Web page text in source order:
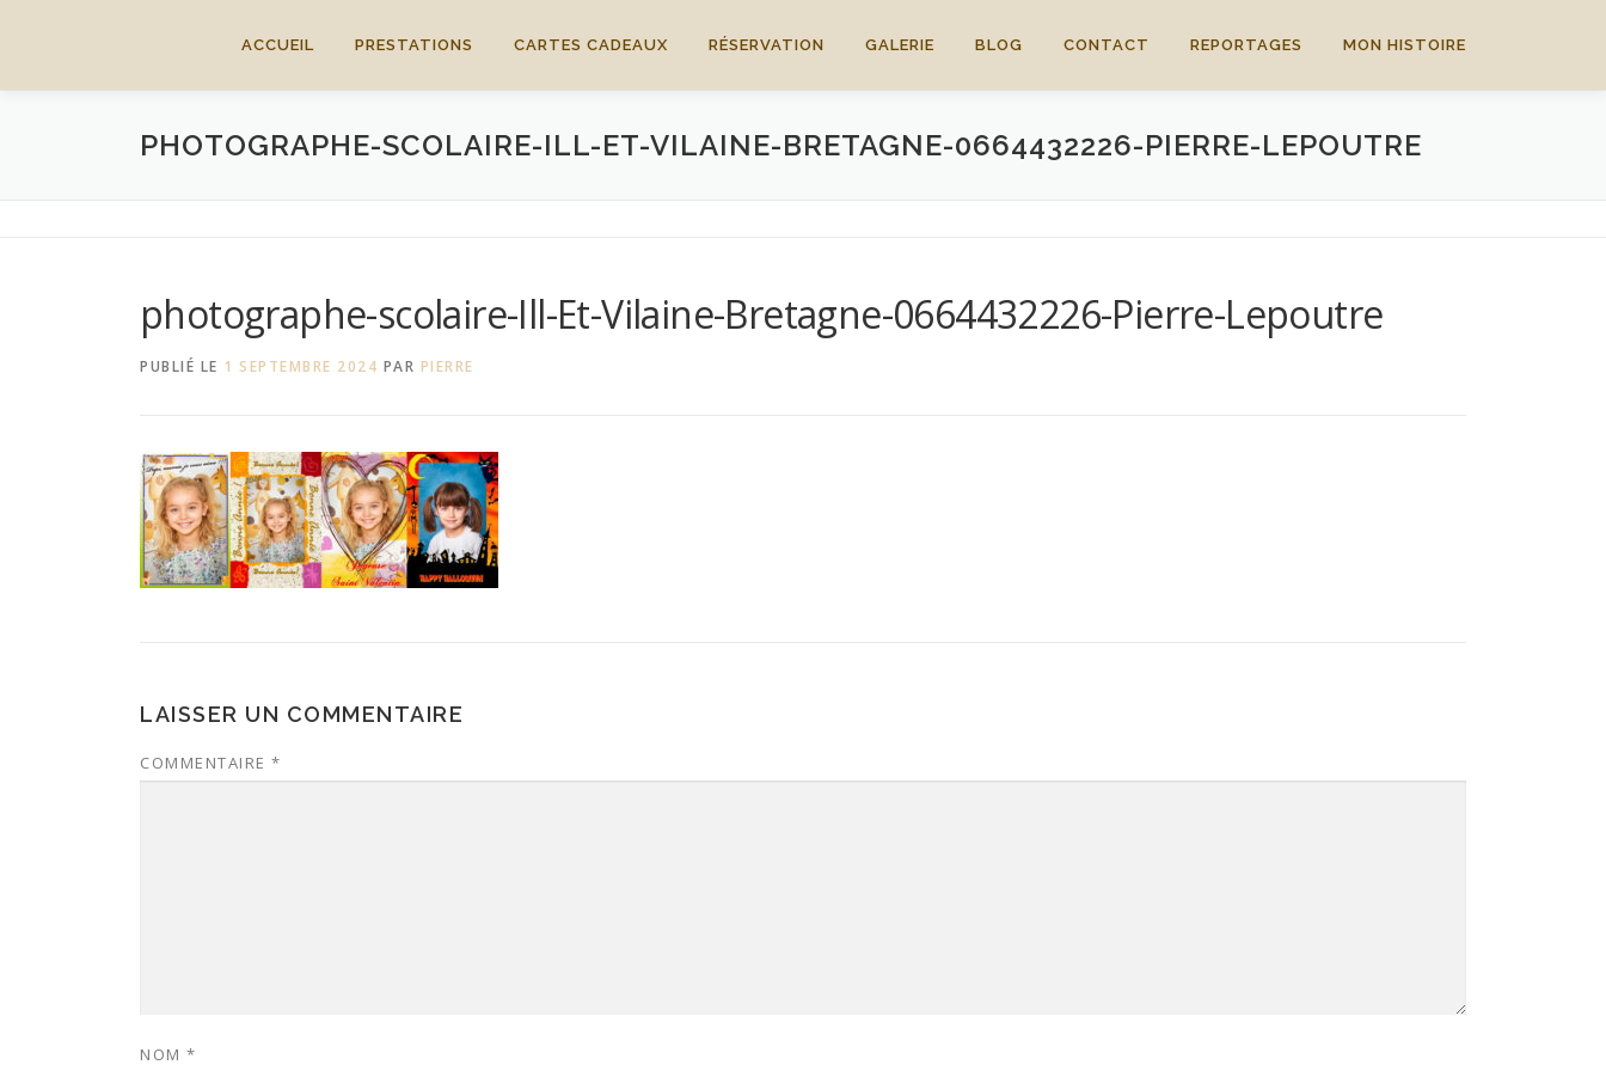
ACCUEIL PRESTATIONS CARTES CADEAUX RÉSERVATION GALERIE BLOG CONTACT REPORTAGES MON HISTOIRE
PHOTOGRAPHE-SCOLAIRE-ILL-ET-VILAINE-BRETAGNE-0664432226-PIERRE-LEPOUTRE
photographe-scolaire-Ill-Et-Vilaine-Bretagne-0664432226-Pierre-Lepoutre
PUBLIÉ LE 1 SEPTEMBRE 2024 PAR PIERRE
LAISSER UN COMMENTAIRE
COMMENTAIRE *
NOM *